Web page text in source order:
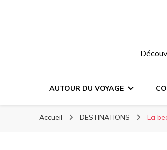
AUTOUR DU VOYAGE
Accueil DESTINATIONS La